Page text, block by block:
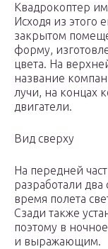
Квадрокоптер
Исходя из этого
закрытом
форму,
цвета. На
название
лучи, на концах
двигатели.
Вид сверху
На передней
разработали
время полета
Сзади также
поэтому в
и выражающим.